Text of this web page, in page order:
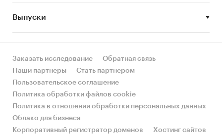
Задачи исследования:
Оценка объема рынка рынка операторов
STEP-анализ факторов, влияющих на рынок
рынка операторов ЭДО
Описание основных конкурентов
Оценка текущих тенденций и перспектив
развития рынка
Выпуски
Заказать исследование
Обратная связь
Наши партнеры
Стать партнером
Пользовательское соглашение
Политика обработки файлов cookie
Политика в отношении обработки персональных данных
Облако для бизнеса
Корпоративный регистратор доменов
Хостинг сайтов